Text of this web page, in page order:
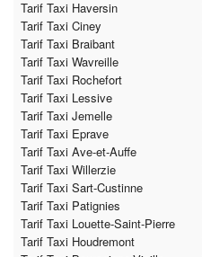
Tarif Taxi Haversin
Tarif Taxi Ciney
Tarif Taxi Braibant
Tarif Taxi Wavreille
Tarif Taxi Rochefort
Tarif Taxi Lessive
Tarif Taxi Jemelle
Tarif Taxi Eprave
Tarif Taxi Ave-et-Auffe
Tarif Taxi Willerzie
Tarif Taxi Sart-Custinne
Tarif Taxi Patignies
Tarif Taxi Louette-Saint-Pierre
Tarif Taxi Houdremont